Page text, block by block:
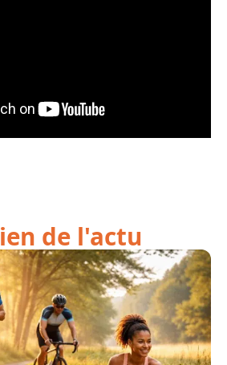
de l'actu